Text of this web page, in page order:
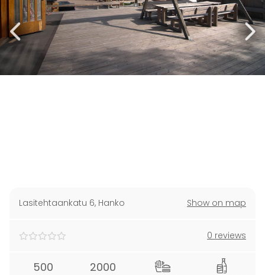
Lasitehtaankatu 6, Hanko Show on map
0 reviews
500 2000